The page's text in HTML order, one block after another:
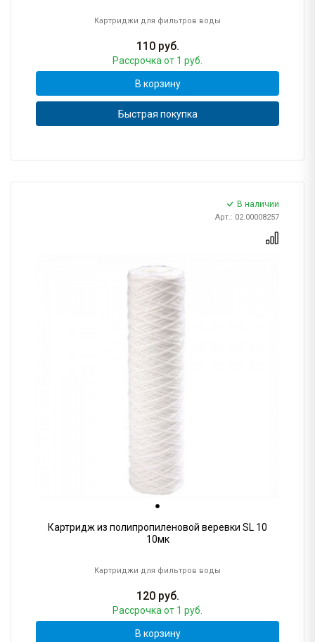
Картриджи для фильтров воды
110руб.
Рассрочка от 1 руб.
В корзину
Быстрая покупка
В наличии
Арт.: 02.00008257
Картридж из полипропиленовой веревки SL 10
10мк
Картриджи для фильтров воды
120руб.
Рассрочка от 1 руб.
В корзину